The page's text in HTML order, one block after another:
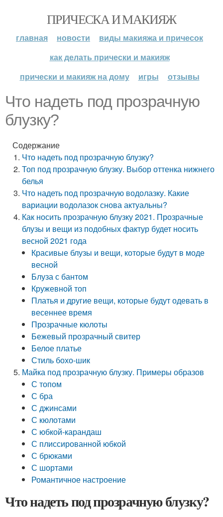
ПРИЧЕСКА И МАКИЯЖ
главная новости
виды макияжа и причесок
как делать прически и макияж
прически и макияж на дому
игры отзывы
Что надеть под прозрачную
блузку?
Содержание
Что надеть под прозрачную блузку?
Топ под прозрачную блузку. Выбор оттенка нижнего
белья
Что надеть под прозрачную водолазку. Какие
вариации водолазок снова актуальны?
Как носить прозрачную блузку 2021. Прозрачные
блузы и вещи из подобных фактур будет носить
весной 2021 года
Красивые блузы и вещи, которые будут в моде
весной
Блуза с бантом
Кружевной топ
Платья и другие вещи, которые будут одевать в
весеннее время
Прозрачные кюлоты
Бежевый прозрачный свитер
Белое платье
Стиль бохо-шик
Майка под прозрачную блузку. Примеры образов
С топом
С бра
С джинсами
С кюлотами
С юбкой-карандаш
С плиссированной юбкой
С брюками
С шортами
Романтичное настроение
Что надеть под прозрачную блузку?